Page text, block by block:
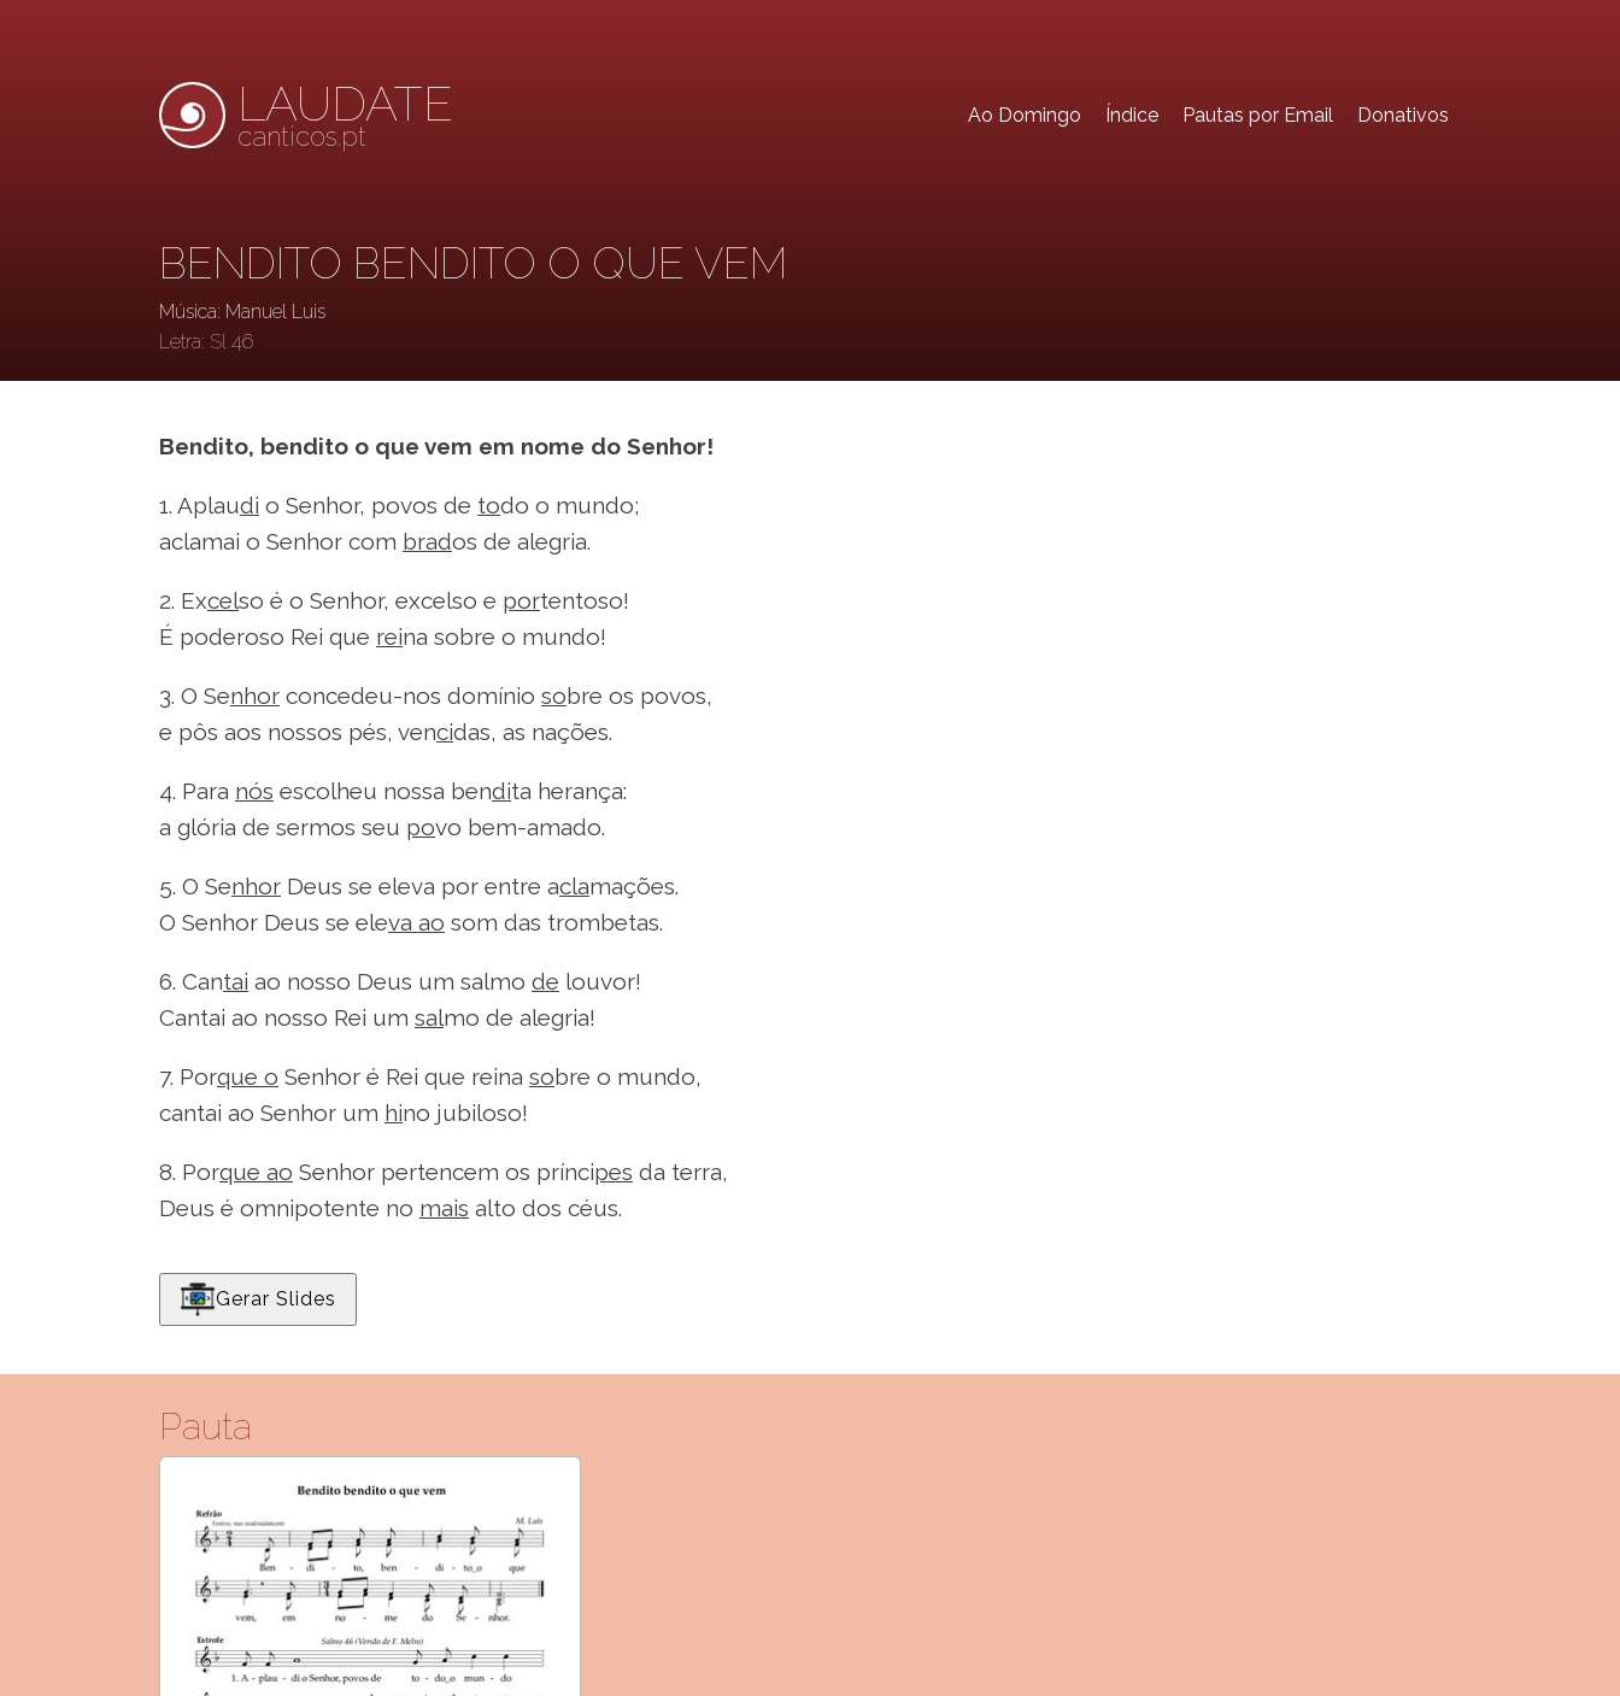
LAUDATE
canticos.pt
Ao Domingo Índice Pautas por Email Donativos
BENDITO BENDITO O QUE VEM
Música: Manuel Luis
Letra: Sl 46
Bendito, bendito o que vem em nome do Senhor!
1. Aplaudi o Senhor, povos de todo o mundo;
aclamai o Senhor com brados de alegria.
2. Excelso é o Senhor, excelso e portentoso!
É poderoso Rei que reina sobre o mundo!
3. O Senhor concedeu-nos domínio sobre os povos,
e pôs aos nossos pés, vencidas, as nações.
4. Para nós escolheu nossa bendita herança:
a glória de sermos seu povo bem-amado.
5. O Senhor Deus se eleva por entre aclamações.
O Senhor Deus se eleva ao som das trombetas.
6. Cantai ao nosso Deus um salmo de louvor!
Cantai ao nosso Rei um salmo de alegria!
7. Porque o Senhor é Rei que reina sobre o mundo,
cantai ao Senhor um hino jubiloso!
8. Porque ao Senhor pertencem os príncipes da terra,
Deus é omnipotente no mais alto dos céus.
Gerar Slides
Pauta